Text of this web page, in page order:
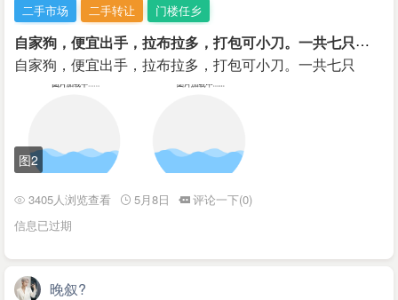
二手市场 二手转让 门楼任乡
自
家狗，便宜出手，拉布拉多，打包可小刀。一共七只￥200
自家狗，便宜出手，拉布拉多，打包可小刀。一共七只
图2
3405人浏览查看 5月8日
评论一下(0)
信息已过期
晚叙?